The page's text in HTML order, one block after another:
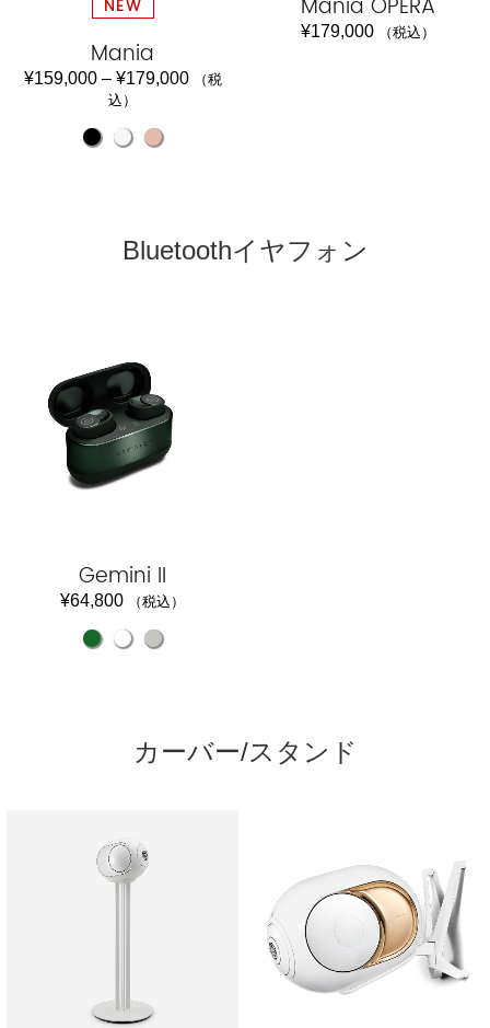
NEW
Mania
¥159,000– ¥179,000
（税
込）
Mania OPERA
¥179,000 （税込）
Bluetoothイヤフォン
Gemini II
¥64,800 （税込）
カーバー/スタンド